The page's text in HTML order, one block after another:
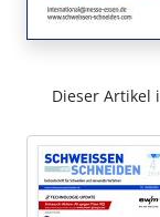
Dieser Artikel